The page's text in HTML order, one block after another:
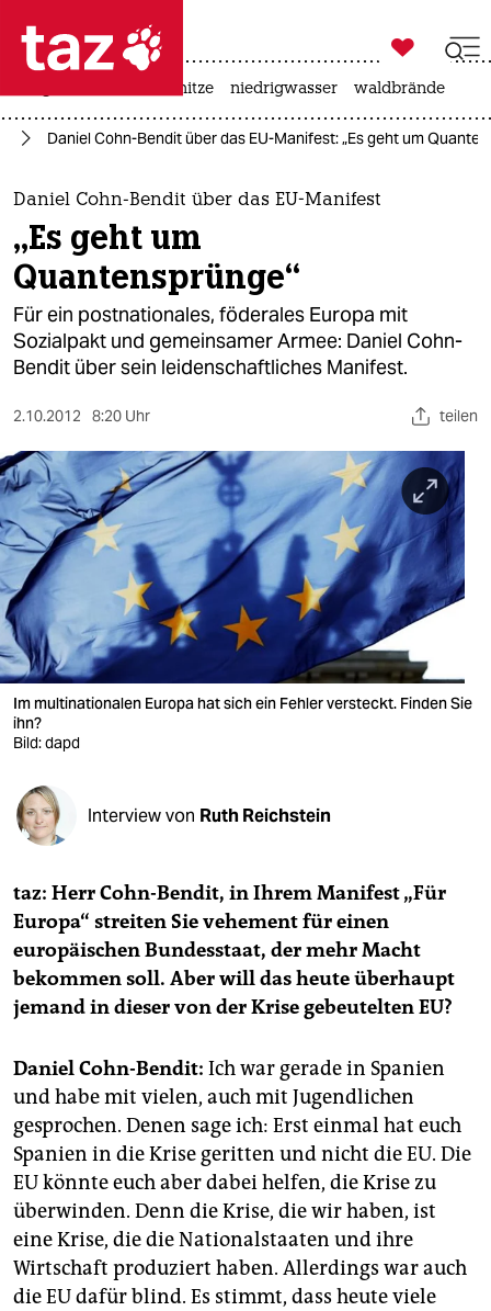
 taz zahl ich
taz zahl ich
themen
politik
öko
gesellschaft
sport
berlin
nord
wahrheit
verlag
verlag
veranstaltungen
fragen & hilfe
abo
genossenschaft
epaper login

taz zahl ich
hitze niedrigwasser waldbrände
Daniel Cohn-Bendit über das EU-Manifest: „Es geht um
Daniel Cohn-Bendit über das EU-Manifest
„Es geht um
Quantensprünge“
Für ein postnationales, föderales Europa mit
Sozialpakt und gemeinsamer Armee: Daniel Cohn-
Bendit über sein leidenschaftliches Manifest.
2.10.2012 8:20 Uhr teilen
Im multinationalen Europa hat sich ein Fehler versteckt. Finden Sie
ihn?
Bild: dapd
Interview von Ruth Reichstein
taz: Herr Cohn-Bendit, in Ihrem Manifest „Für
Europa“ streiten Sie vehement für einen
europäischen Bundesstaat, der mehr Macht
bekommen soll. Aber will das heute überhaupt
jemand in dieser von der Krise gebeutelten EU?
Daniel Cohn-Bendit: Ich war gerade in Spanien
und habe mit vielen, auch mit Jugendlichen
gesprochen. Denen sage ich: Erst einmal hat euch
Spanien in die Krise geritten und nicht die EU. Die
EU könnte euch aber dabei helfen, die Krise zu
überwinden. Denn die Krise, die wir haben, ist
eine Krise, die die Nationalstaaten und ihre
Wirtschaft produziert haben. Allerdings war auch
die EU dafür blind. Es stimmt, dass heute viele